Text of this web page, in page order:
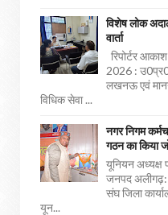
विशेष लोक
वार्ता
रिपोर्टर
2026 : उ0प्र0
लखनऊ एवं
विधिक सेवा ...
नगर निगम
गठन का किया
यूनियन अध्यक्ष
जनपद
संघ जिला
यून...